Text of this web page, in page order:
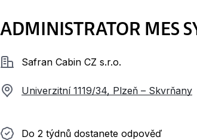
ADMINISTRATOR MES
SpolečnostSafran Cabin CZ s.r.o.
Univerzitní 1119/34, Plzeň – Skvrňany
Do 2 týdnů dostanete odpověď
Do 2 týdnů dostanete odpověď